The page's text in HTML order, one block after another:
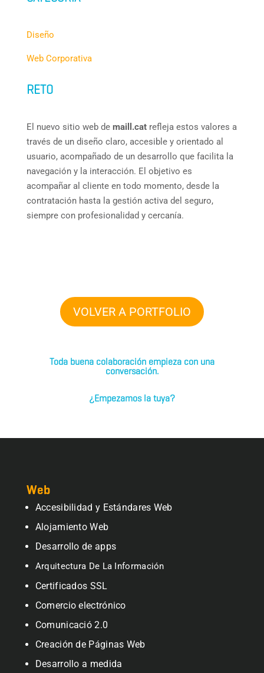
Diseño
Web Corporativa
RETO
El nuevo sitio web de maill.catrefleja estos valores a
través de un diseño claro, accesible y orientado al
usuario, acompañado de un desarrollo que facilita la
navegación y la interacción. El objetivo es
acompañar al cliente en todo momento, desde la
contratación hasta la gestión activa del seguro,
siempre con profesionalidad y cercanía.
VOLVER A PORTFOLIO
Toda buena colaboración empieza con una
conversación.
¿Empezamos la tuya?
Web
Accesibilidad y Estándares Web
Alojamiento Web
Desarrollo de apps
Arquitectura De La Información
Certificados SSL
Comercio electrónico
Comunicació 2.0
Creación de Páginas Web
Desarrollo a medida